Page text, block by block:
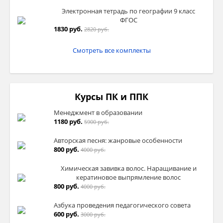
отсутствие постоянно действующих
транспортных путей.
В целом географическое положение
сухопутную связь с другими частями
Население Азиатской России.
На территории макрорегиона проживает
меньшая часть населения, а именно
, что составляет 22 % от населения
всей страны. Что сопоставимо со многими
государствами мира, но имеет
Население размещено по территории
Электронная тетрадь по географии 9 класс
ФГОС
1830 руб. 2820 руб.
Смотреть все комплекты
Курсы ПК и ППК
Менеджмент в образовании
1180 руб. 5900 руб.
Авторская песня: жанровые особенности
800 руб. 4000 руб.
Химическая завивка волос. Наращивание и
кератиновое выпрямление волос
800 руб. 4000 руб.
Азбука проведения педагогического совета
600 руб. 3000 руб.